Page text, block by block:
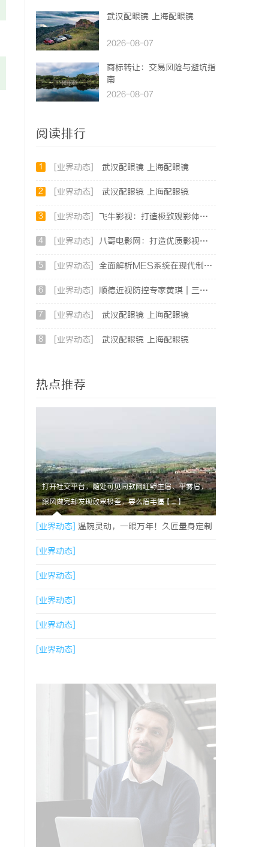
武汉配眼镜 上海配眼镜
2026-08-07
商标转让：交易风险与避坑指
南
2026-08-07
阅读排行
1 [业界动态] 武汉配眼镜 上海配眼镜
2 [业界动态] 武汉配眼镜 上海配眼镜
3 [业界动态] 飞牛影视：打造极致观影体验的影视娱乐平台
4 [业界动态] 八哥电影网：打造优质影视资源共享平台的创新之路
5 [业界动态] 全面解析MES系统在现代制造业中的关键作用与应用前景
6 [业界动态] 顺德近视防控专家黄琪｜三甲眼科背景，青少年分层近视管理医
7 [业界动态] 武汉配眼镜 上海配眼镜
8 [业界动态] 武汉配眼镜 上海配眼镜
热点推荐
打开社交平台，随处可见同款网红野生眉、平雾眉，
跟风做完却发现效果极差，要么眉毛僵【....】
[业界动态] 温婉灵动，一眼万年！久匠量身定制
的眉眼唇，才是你整张脸的点睛之笔！淡颜系女
生的气质加分项
[业界动态]
[业界动态]
[业界动态]
[业界动态]
[业界动态]